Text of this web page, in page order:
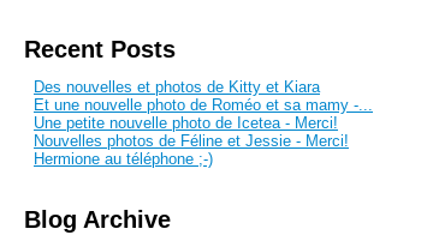
Recent Posts
Des nouvelles et photos de Kitty et Kiara
Et une nouvelle photo de Roméo et sa mamy -...
Une petite nouvelle photo de Icetea - Merci!
Nouvelles photos de Féline et Jessie - Merci!
Hermione au téléphone ;-)
Blog Archive